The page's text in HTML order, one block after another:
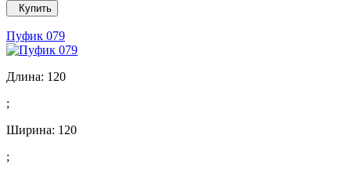
Купить
Пуфик 079
Длина: 120
;
Ширина: 120
;